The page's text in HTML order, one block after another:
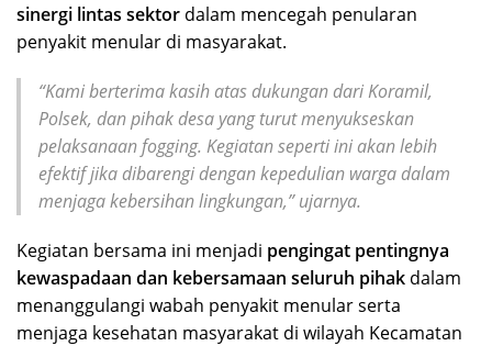
sinergi lintas sektor dalam mencegah penularan
penyakit menular di masyarakat.
“Kami berterima kasih atas dukungan dari Koramil,
Polsek, dan pihak desa yang turut menyukseskan
pelaksanaan fogging. Kegiatan seperti ini akan lebih
efektif jika dibarengi dengan kepedulian warga dalam
menjaga kebersihan lingkungan,” ujarnya.
Kegiatan bersama ini menjadi pengingat pentingnya
kewaspadaan dan kebersamaan seluruh pihak dalam
menanggulangi wabah penyakit menular serta
menjaga kesehatan masyarakat di wilayah Kecamatan